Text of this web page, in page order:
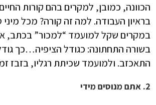
הכוונה, כמובן, למקרים בהם קורות
בראיון העבודה. למה זה קורה? מכל
במקרים שקל למועמד “למכור” בכתב,
בשורה התחתונה: כגודל הציפיה…כך
התאכזב. ולמועמד שכיתת רגליו, בזבז
2. אתם מנוסים מידי